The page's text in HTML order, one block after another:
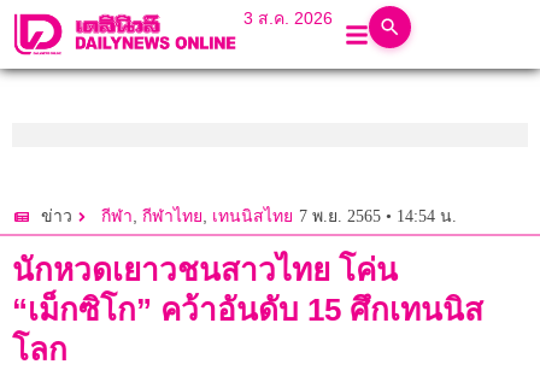
3 ส.ค. 2026
ข่าว กีฬา, กีฬาไทย, เทนนิสไทย 7 พ.ย. 2565 • 14:54 น.
นักหวดเยาวชนสาวไทย โค่น
“เม็กซิโก” คว้าอันดับ 15 ศึกเทนนิส
โลก